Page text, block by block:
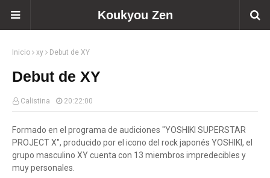
Koukyou Zen
Inicio xy Debut de XY
Debut de XY
Calistina 20:22:00
Formado en el programa de audiciones "YOSHIKI SUPERSTAR
PROJECT X", producido por el icono del rock japonés YOSHIKI, el
grupo masculino XY cuenta con 13 miembros impredecibles y
muy personales.